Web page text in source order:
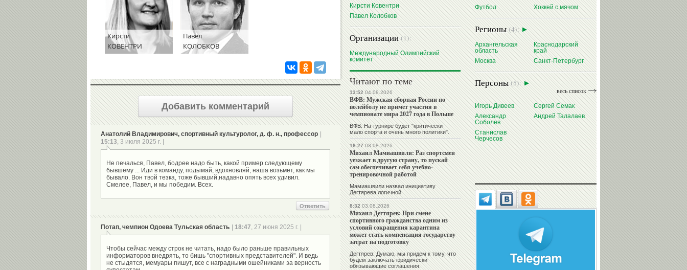
Кирсти
КОВЕНТРИ
Павел
КОЛОБКОВ
Добавить комментарий
Анатолий Владимирович, спортивный культуролог, д. ф. н., профессор
15:13, 3 июля 2025 г. |
Не печалься, Павел, бодрее надо быть, какой пример следующему
бывшему ... Иди в команду, подымай, вдохновляй, наша возьмет, как мы
бывало. Вон твой тезка, тоже бывший,надавно опять всех удивил.
Ответить
Потап, чемпион Одоева Тульская область 18:47, 27 июня 2025 г. |
Чтобы сейчас между строк не читать, надо было раньше правильных
информаторов внедрять, то бишь "спортивных представителей". И ведь
не стыдятся, мемуары пишут, все с наградными ошейниками за верность
Кирсти Ковентри
Павел Колобков
Организации(1):
Международный Олимпийский
комитет
Читают по теме
13:5204.08.2026
ВФВ: Мужская сборная России по
волейболу не примет участия в
чемпионате мира 2027 года в Польше
ВФВ: На турнире будет "критически
мало спорта и очень много политики".
16:2703.08.2026
Михаил Мамиашвили: Раз спортсмен
уезжает в другую страну, то пускай
сам обеспечивает себя учебно-
тренировочной работой
Мамиашвили назвал инициативу
Дегтярева логичной.
8:3203.08.2026
Михаил Дегтярев: При смене
спортивного гражданства одним из
условий сокращения карантина
может стать компенсация государству
затрат на подготовку
Дегтярев: Думаю, мы придем к тому, что
будем заключать юридически
обязывающие соглашения.
Футбол Хоккей с мячом
Регионы(4):
Архангельская
область
Краснодарский
край
Москва
Санкт-Петербург
Персоны(5):
весь список
Игорь Дивеев
Сергей Семак
Александр
Соболев
Андрей Талалаев
Станислав
Черчесов